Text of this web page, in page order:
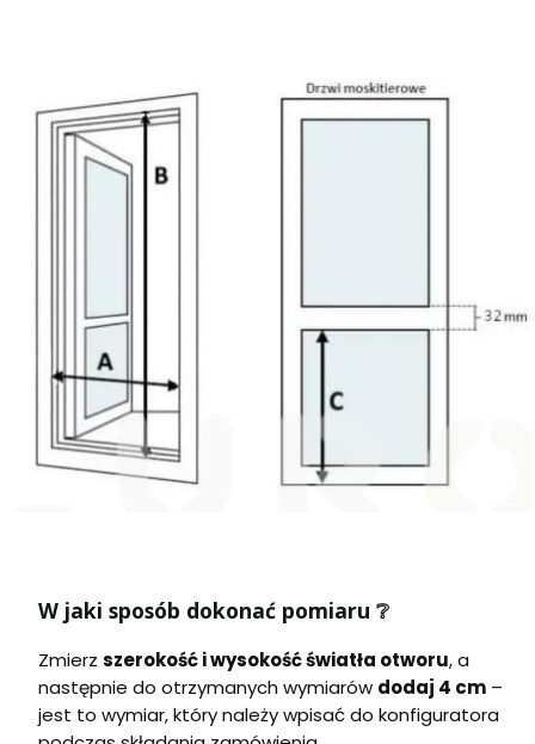
W jaki sposób dokonać pomiaru ❔
Zmierz szerokość i wysokość światła otworu, a
następnie do otrzymanych wymiarów dodaj 4 cm –
jest to wymiar, który należy wpisać do konfiguratora